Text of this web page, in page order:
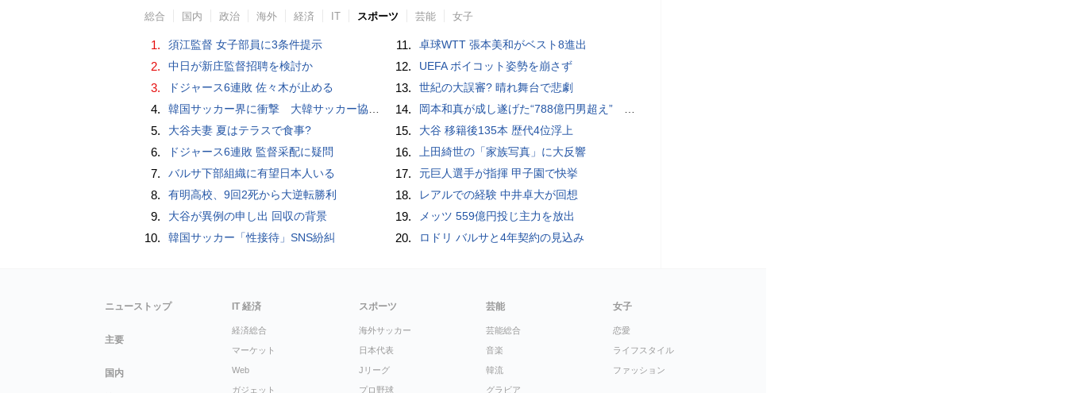
総合 国内 政治 海外 経済 IT スポーツ 芸能 女子
1. 須江監督 女子部員に3条件提示
2. 中日が新庄監督招聘を検討か
3. ドジャース6連敗 佐々木が止める
4. 韓国サッカー界に衝撃 大韓サッカー協会に外国人審判への“性的接待”疑惑 韓国メディアが報道
5. 大谷夫妻 夏はテラスで食事?
6. ドジャース6連敗 監督采配に疑問
7. バルサ下部組織に有望日本人いる
8. 有明高校、9回2死から大逆転勝利
9. 大谷が異例の申し出 回収の背景
10. 韓国サッカー「性接待」SNS紛糾
11. 卓球WTT 張本美和がベスト8進出
12. UEFA ボイコット姿勢を崩さず
13. 世紀の大誤審? 晴れ舞台で悲劇
14. 岡本和真が成し遂げた“788億円男超え” いつのまにか「3位」…見据える球団記録更新
15. 大谷 移籍後135本 歴代4位浮上
16. 上田綺世の「家族写真」に大反響
17. 元巨人選手が指揮 甲子園で快挙
18. レアルでの経験 中井卓大が回想
19. メッツ 559億円投じ主力を放出
20. ロドリ バルサと4年契約の見込み
ニューストップ
主要
国内
IT 経済
経済総合
マーケット
Web
ガジェット
スポーツ
海外サッカー
日本代表
Jリーグ
プロ野球
芸能
芸能総合
音楽
韓流
グラビア
女子
恋愛
ライフスタイル
ファッション